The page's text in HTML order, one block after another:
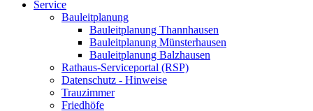
Service
Bauleitplanung
Bauleitplanung Thannhausen
Bauleitplanung Münsterhausen
Bauleitplanung Balzhausen
Rathaus-Serviceportal (RSP)
Datenschutz - Hinweise
Trauzimmer
Friedhöfe